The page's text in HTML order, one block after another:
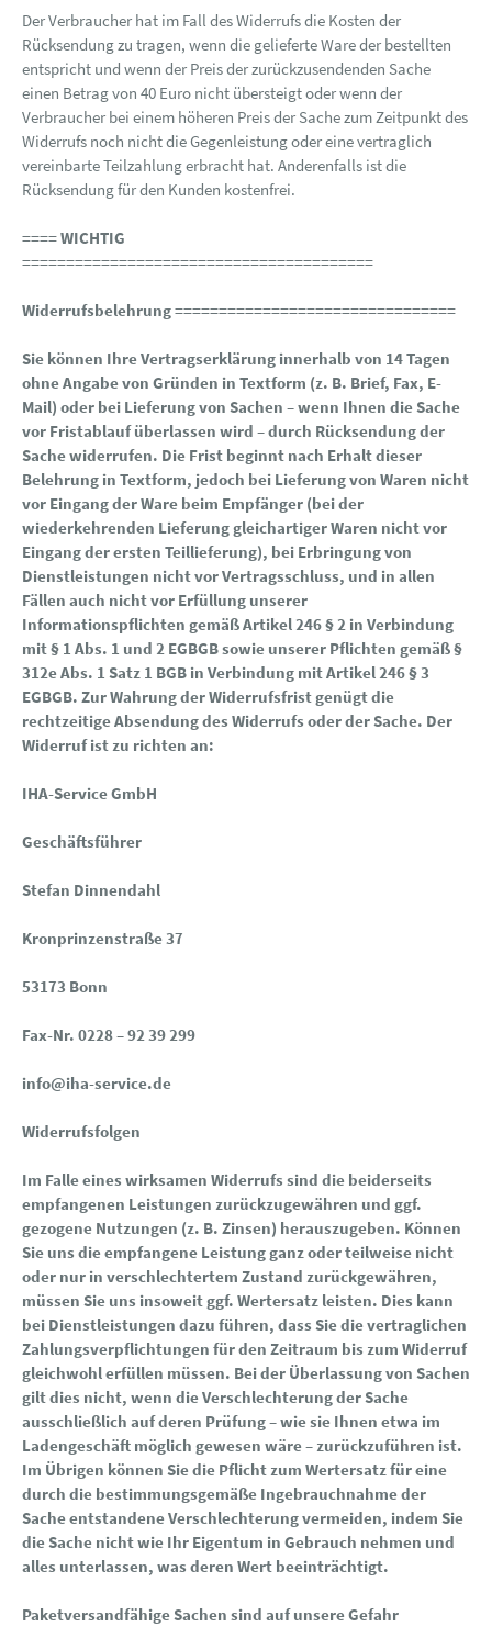
Der Verbraucher hat im Fall des Widerrufs die Kosten der
Rücksendung zu tragen, wenn die gelieferte Ware der bestellten
entspricht und wenn der Preis der zurückzusendenden Sache
einen Betrag von 40 Euro nicht übersteigt oder wenn der
Verbraucher bei einem höheren Preis der Sache zum Zeitpunkt des
Widerrufs noch nicht die Gegenleistung oder eine vertraglich
vereinbarte Teilzahlung erbracht hat. Anderenfalls ist die
Rücksendung für den Kunden kostenfrei.
==== WICHTIG
========================================
Widerrufsbelehrung ================================
Sie können Ihre Vertragserklärung innerhalb von 14 Tagen
ohne Angabe von Gründen in Textform (z. B. Brief, Fax, E-
Mail) oder bei Lieferung von Sachen – wenn Ihnen die Sache
vor Fristablauf überlassen wird – durch Rücksendung der
Sache widerrufen. Die Frist beginnt nach Erhalt dieser
Belehrung in Textform, jedoch bei Lieferung von Waren nicht
vor Eingang der Ware beim Empfänger (bei der
wiederkehrenden Lieferung gleichartiger Waren nicht vor
Eingang der ersten Teillieferung), bei Erbringung von
Dienstleistungen nicht vor Vertragsschluss, und in allen
Fällen auch nicht vor Erfüllung unserer
Informationspflichten gemäß Artikel 246 § 2 in Verbindung
mit § 1 Abs. 1 und 2 EGBGB sowie unserer Pflichten gemäß §
312e Abs. 1 Satz 1 BGB in Verbindung mit Artikel 246 § 3
EGBGB. Zur Wahrung der Widerrufsfrist genügt die
rechtzeitige Absendung des Widerrufs oder der Sache. Der
Widerruf ist zu richten an:
IHA-Service GmbH
Geschäftsführer
Stefan Dinnendahl
Kronprinzenstraße 37
53173 Bonn
Fax-Nr. 0228 – 92 39 299
info@iha-service.de
Widerrufsfolgen
Im Falle eines wirksamen Widerrufs sind die beiderseits
empfangenen Leistungen zurückzugewähren und ggf.
gezogene Nutzungen (z. B. Zinsen) herauszugeben. Können
Sie uns die empfangene Leistung ganz oder teilweise nicht
oder nur in verschlechtertem Zustand zurückgewähren,
müssen Sie uns insoweit ggf. Wertersatz leisten. Dies kann
bei Dienstleistungen dazu führen, dass Sie die vertraglichen
Zahlungsverpflichtungen für den Zeitraum bis zum Widerruf
gleichwohl erfüllen müssen. Bei der Überlassung von Sachen
gilt dies nicht, wenn die Verschlechterung der Sache
ausschließlich auf deren Prüfung – wie sie Ihnen etwa im
Ladengeschäft möglich gewesen wäre – zurückzuführen ist.
Im Übrigen können Sie die Pflicht zum Wertersatz für eine
durch die bestimmungsgemäße Ingebrauchnahme der
Sache entstandene Verschlechterung vermeiden, indem Sie
die Sache nicht wie Ihr Eigentum in Gebrauch nehmen und
alles unterlassen, was deren Wert beeinträchtigt.
Paketversandfähige Sachen sind auf unsere Gefahr